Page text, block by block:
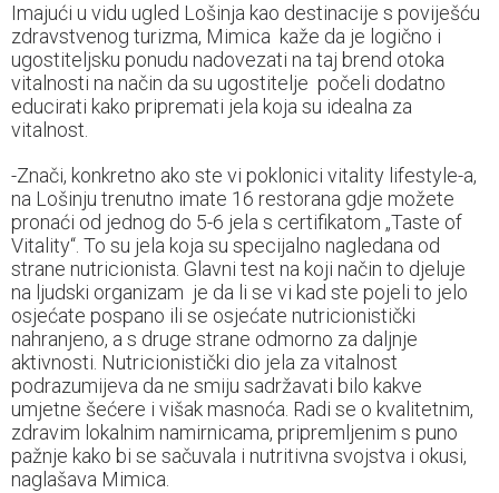
Imajući u vidu ugled Lošinja kao destinacije s poviješću
zdravstvenog turizma, Mimica kaže da je logično i
ugostiteljsku ponudu nadovezati na taj brend otoka
vitalnosti na način da su ugostitelje počeli dodatno
educirati kako pripremati jela koja su idealna za
vitalnost.
-Znači, konkretno ako ste vi poklonici vitality lifestyle-a,
na Lošinju trenutno imate 16 restorana gdje možete
pronaći od jednog do 5-6 jela s certifikatom „Taste of
Vitality“. To su jela koja su specijalno nagledana od
strane nutricionista. Glavni test na koji način to djeluje
na ljudski organizam je da li se vi kad ste pojeli to jelo
osjećate pospano ili se osjećate nutricionistički
nahranjeno, a s druge strane odmorno za daljnje
aktivnosti. Nutricionistički dio jela za vitalnost
podrazumijeva da ne smiju sadržavati bilo kakve
umjetne šećere i višak masnoća. Radi se o kvalitetnim,
zdravim lokalnim namirnicama, pripremljenim s puno
pažnje kako bi se sačuvala i nutritivna svojstva i okusi,
naglašava Mimica.